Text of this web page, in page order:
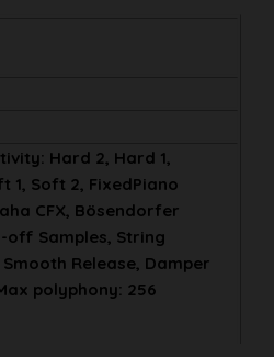
Hard 2, Hard 1,
1, Soft 2, FixedPiano
CFX, Bösendorfer
off Samples, String
Release, Damper
polyphony: 256